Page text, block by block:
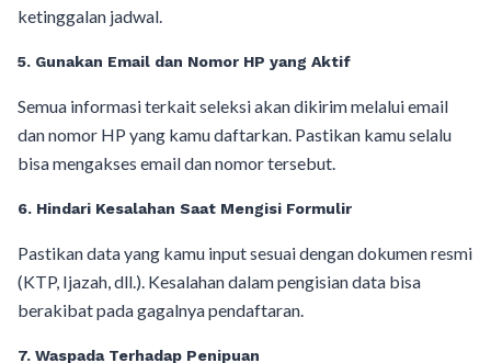
ketinggalan jadwal.
5. Gunakan Email dan Nomor HP yang Aktif
Semua informasi terkait seleksi akan dikirim melalui email
dan nomor HP yang kamu daftarkan. Pastikan kamu selalu
bisa mengakses email dan nomor tersebut.
6. Hindari Kesalahan Saat Mengisi Formulir
Pastikan data yang kamu input sesuai dengan dokumen resmi
(KTP, Ijazah, dll.). Kesalahan dalam pengisian data bisa
berakibat pada gagalnya pendaftaran.
7. Waspada Terhadap Penipuan